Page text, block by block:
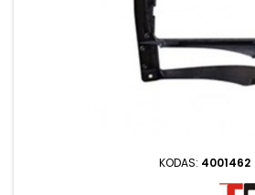
KODAS: 4001462